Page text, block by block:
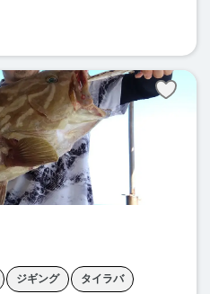
ジギング タイラバ